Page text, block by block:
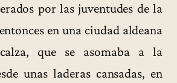
por las juventudes de la
en una ciudad aldeana
que se asomaba a la
unas laderas cansadas, en